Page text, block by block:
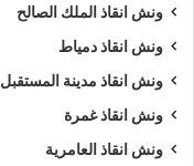
ونش انقاذ الملك الصالح
ونش انقاذ دمياط
ونش انقاذ مدينة المستقبل
ونش انقاذ غمرة
ونش انقاذ العامرية